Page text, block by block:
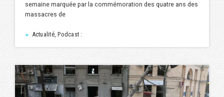
semaine marquée par la commémoration des quatre ans des
massacres de
► Actualité, Podcast :